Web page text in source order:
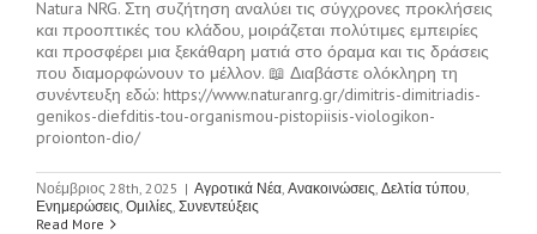
Natura NRG. Στη συζήτηση αναλύει τις σύγχρονες προκλήσεις
και προοπτικές του κλάδου, μοιράζεται πολύτιμες εμπειρίες
και προσφέρει μια ξεκάθαρη ματιά στο όραμα και τις δράσεις
που διαμορφώνουν το μέλλον. 📖 Διαβάστε ολόκληρη τη
συνέντευξη εδώ: https://www.naturanrg.gr/dimitris-dimitriadis-
genikos-diefditis-tou-organismou-pistopiisis-viologikon-
proionton-dio/
Νοέμβριος 28th, 2025 | Αγροτικά Νέα Ανακοινώσεις Δελτία τύπου
Ενημερώσεις Ομιλίες Συνεντεύξεις
Read More